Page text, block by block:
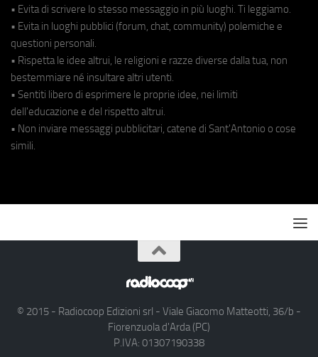
• Evita di scrivere lo stesso messaggio in più luoghi. Ti leggiamo.
• Evita in luoghi pubblici (forum, chat, community) polemiche e
questioni personali.
• Rispetta le idee altrui, le religioni e razze diverse dalla tua, non
bestemmiare né insultare altri utenti.
• Sentiti libero di esprimere le proprie idee, nei limiti
dell'educazione e del rispetto altrui.
• Non inviare messaggi pubblicitari, catene di Sant'Antonio o cose
simili.
© 2015 - Radiocoop Edizioni srl - Viale Giacomo Matteotti, 36/b -
Fiorenzuola d'Arda (PC)
P.IVA: 01307190338